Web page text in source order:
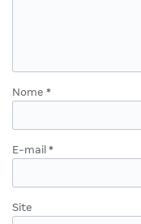
Nome *
E-mail *
Site